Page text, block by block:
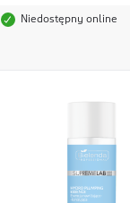
Niedostępny online